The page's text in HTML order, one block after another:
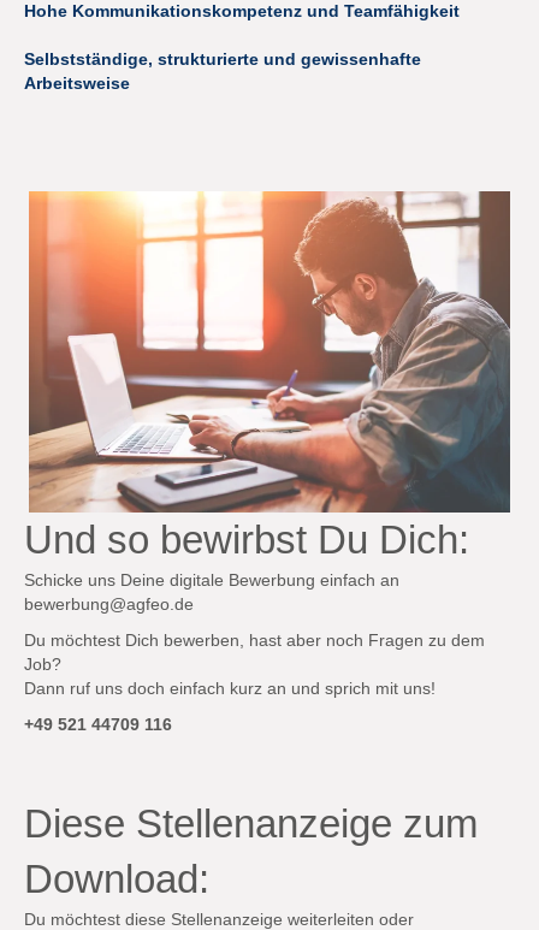
Hohe Kommunikationskompetenz und Teamfähigkeit
Selbstständige, strukturierte und gewissenhafte
Arbeitsweise
Und so bewirbst Du Dich:
Schicke uns Deine digitale Bewerbung einfach an
bewerbung@agfeo.de
Du möchtest Dich bewerben, hast aber noch Fragen zu dem
Job?
Dann ruf uns doch einfach kurz an und sprich mit uns!
+49 521 44709 116
Diese Stellenanzeige zum
Download:
Du möchtest diese Stellenanzeige weiterleiten oder